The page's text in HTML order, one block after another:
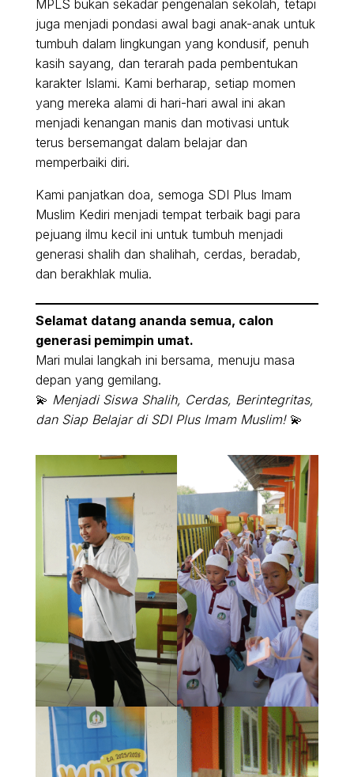
MPLS bukan sekadar pengenalan sekolah, tetapi
juga menjadi pondasi awal bagi anak-anak untuk
tumbuh dalam lingkungan yang kondusif, penuh
kasih sayang, dan terarah pada pembentukan
karakter Islami. Kami berharap, setiap momen
yang mereka alami di hari-hari awal ini akan
menjadi kenangan manis dan motivasi untuk
terus bersemangat dalam belajar dan
memperbaiki diri.
Kami panjatkan doa, semoga SDI Plus Imam
Muslim Kediri menjadi tempat terbaik bagi para
pejuang ilmu kecil ini untuk tumbuh menjadi
generasi shalih dan shalihah, cerdas, beradab,
dan berakhlak mulia.
Selamat datang ananda semua, calon
generasi pemimpin umat.
Mari mulai langkah ini bersama, menuju masa
depan yang gemilang.
💫 Menjadi Siswa Shalih, Cerdas, Berintegritas,
dan Siap Belajar di SDI Plus Imam Muslim!💫